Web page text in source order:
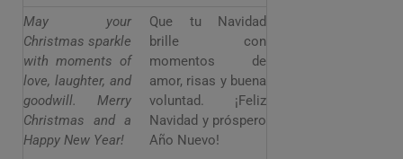
May your
Christmas sparkle
with moments of
love, laughter, and
goodwill. Merry
Christmas and a
Happy New Year!
Que tu Navidad
brille con
momentos de
amor, risas y buena
voluntad. ¡Feliz
Navidad y próspero
Año Nuevo!